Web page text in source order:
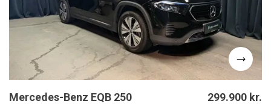
Mercedes-Benz EQB 250 299.900 kr.